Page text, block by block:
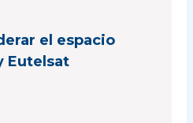
el espacio
Eutelsat